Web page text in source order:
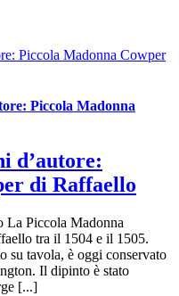
Piccola Madonna Cowper
Piccola Madonna
d’autore:
di Raffaello
La Piccola Madonna
tra il 1504 e il 1505.
su tavola, è oggi conservato
Il dipinto è stato
[...]